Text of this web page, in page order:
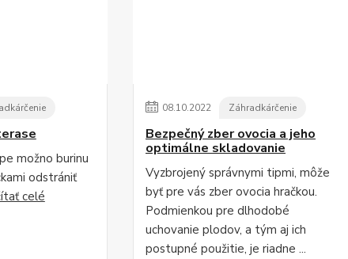
možno burinu
odstrániť
celé
08.10.2022 Záhradkárčenie
Bezpečný zber ovocia a jeho
optimálne skladovanie
Vyzbrojený správnymi tipmi, môže
byť pre vás zber ovocia hračkou.
Podmienkou pre dlhodobé
uchovanie plodov, a tým aj ich
postupné použitie, je riadne ...